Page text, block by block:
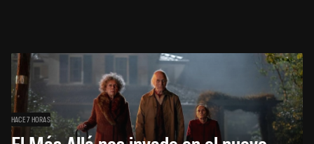
HACE 7 HORAS